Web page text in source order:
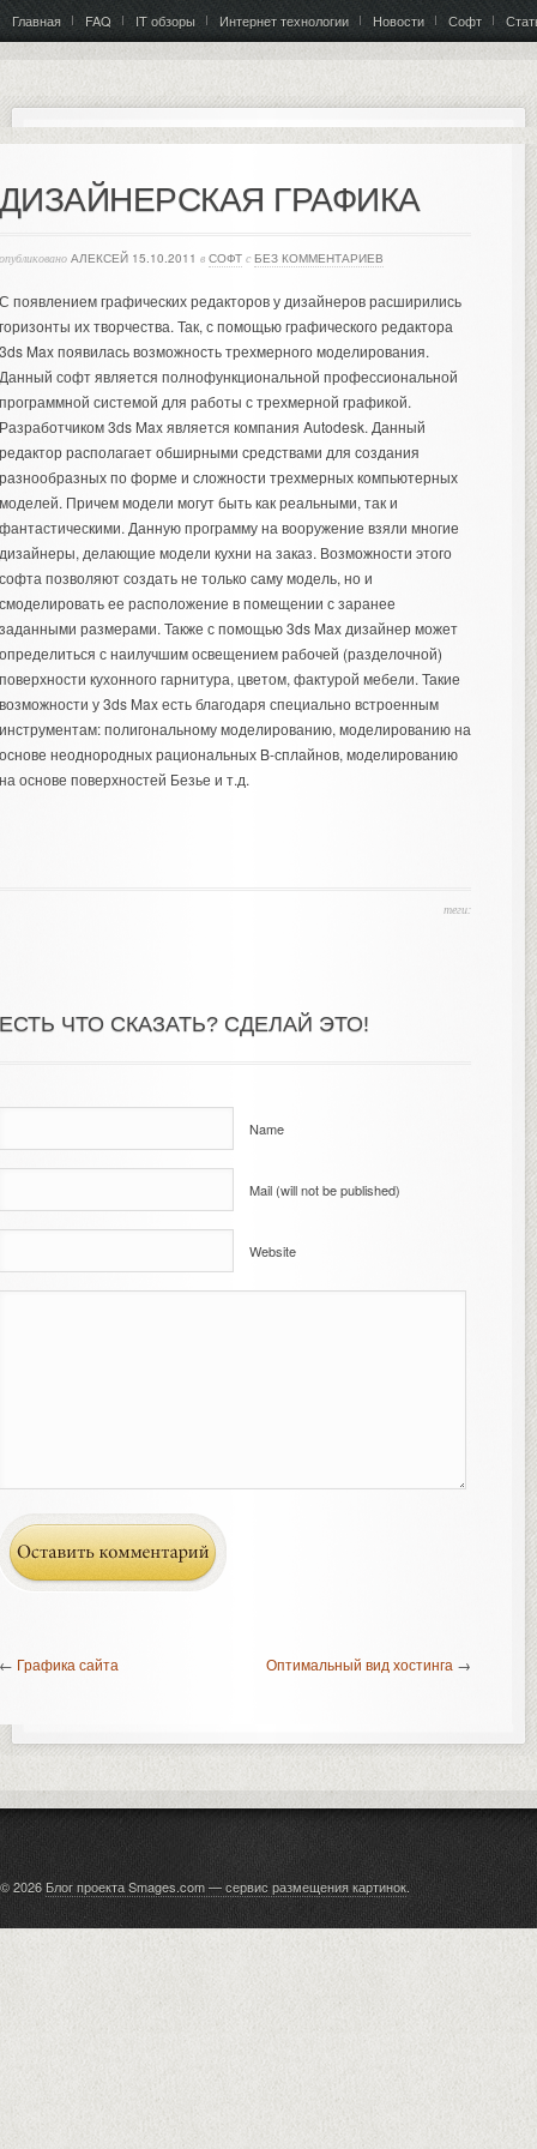
Главная FAQ IT обзоры Интернет технологии Новости Софт
ГРАФИКА
АЛЕКСЕЙ 15.10.2011 в СОФТ с БЕЗ КОММЕНТАРИЕВ
появлением графических редакторов у дизайнеров расширились
их творчества. Так, с помощью графического редактора
Max появилась возможность трехмерного моделирования.
софт является полнофункциональной профессиональной
системой для работы с трехмерной графикой.
3ds Max является компания Autodesk. Данный
располагает обширными средствами для создания
по форме и сложности трехмерных компьютерных
Причем модели могут быть как реальными, так и
Данную программу на вооружение взяли многие
делающие модели кухни на заказ. Возможности этого
позволяют создать не только саму модель, но и
ее расположение в помещении с заранее
размерами. Также с помощью 3ds Max дизайнер может
с наилучшим освещением рабочей (разделочной)
кухонного гарнитура, цветом, фактурой мебели. Такие
у 3ds Max есть благодаря специально встроенным
полигональному моделированию, моделированию на
неоднородных рациональных B-сплайнов, моделированию
основе поверхностей Безье и т.д.
теги:
ЧТО СКАЗАТЬ? СДЕЛАЙ ЭТО!
Name
Mail (will not be published)
Website
Графика сайта Оптимальный вид хостинга →
© 2026 Блог проекта Smages.com — сервис размещения картинок.